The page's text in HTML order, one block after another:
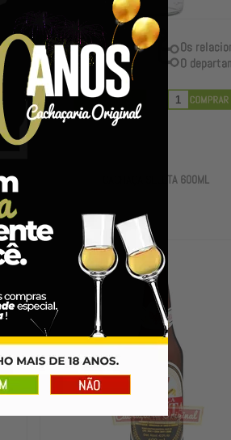
R$ 105,89
R$ 102,71à vista
CACHAÇA SELETA 600ML